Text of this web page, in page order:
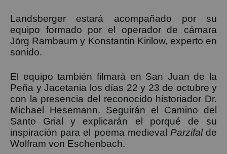
Landsberger estará acompañado por su
equipo formado por el operador de cámara
Jörg Rambaum y Konstantin Kirilow, experto en
sonido.
El equipo también filmará en San Juan de la
Peña y Jacetania los días 22 y 23 de octubre y
con la presencia del reconocido historiador Dr.
Michael Hesemann. Seguirán el Camino del
Santo Grial y explicarán el porqué de su
inspiración para el poema medieval Parzifalde
Wolfram von Eschenbach.